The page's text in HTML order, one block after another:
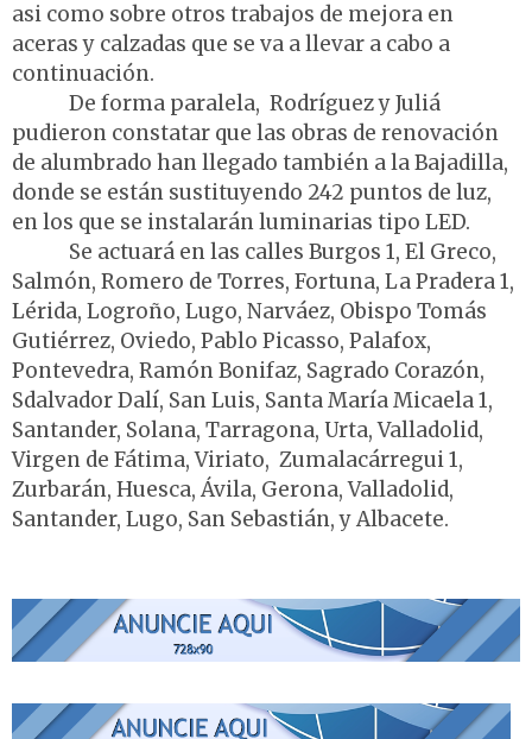
asi como sobre otros trabajos de mejora en
aceras y calzadas que se va a llevar a cabo a
continuación.
De forma paralela, Rodríguez y Juliá
pudieron constatar que las obras de renovación
de alumbrado han llegado también a la Bajadilla,
donde se están sustituyendo 242 puntos de luz,
en los que se instalarán luminarias tipo LED.
Se actuará en las calles Burgos 1, El Greco,
Salmón, Romero de Torres, Fortuna, La Pradera 1,
Lérida, Logroño, Lugo, Narváez, Obispo Tomás
Gutiérrez, Oviedo, Pablo Picasso, Palafox,
Pontevedra, Ramón Bonifaz, Sagrado Corazón,
Sdalvador Dalí, San Luis, Santa María Micaela 1,
Santander, Solana, Tarragona, Urta, Valladolid,
Virgen de Fátima, Viriato, Zumalacárregui 1,
Zurbarán, Huesca, Ávila, Gerona, Valladolid,
Santander, Lugo, San Sebastián, y Albacete.